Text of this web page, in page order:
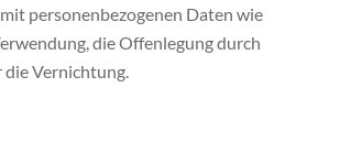
personenbezogenen Daten wie
die Offenlegung durch
Vernichtung.